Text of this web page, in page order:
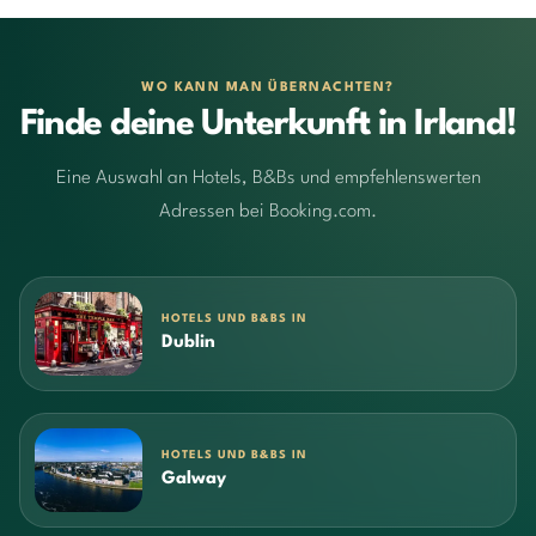
WO KANN MAN ÜBERNACHTEN?
Finde deine Unterkunft in Irland!
Eine Auswahl an Hotels, B&Bs und empfehlenswerten
Adressen bei Booking.com.
HOTELS UND B&BS IN
Dublin
HOTELS UND B&BS IN
Galway